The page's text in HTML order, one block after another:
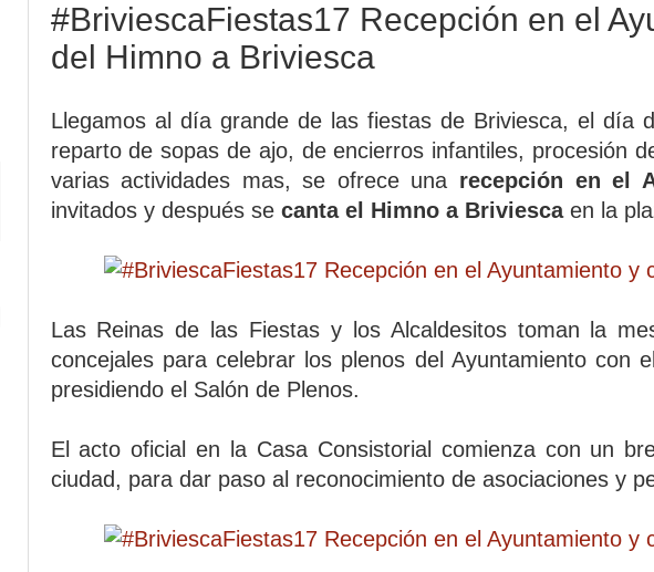
#BriviescaFiestas17 Recepción en el
del Himno a Briviesca
Llegamos al día grande de las fiestas de Briviesca, el día
reparto de sopas de ajo, de encierros infantiles, procesión
varias actividades mas, se ofrece una recepción en el
invitados y después se canta el Himno a Briviescaen la
Las Reinas de las Fiestas y los Alcaldesitos toman la
concejales para celebrar los plenos del Ayuntamiento
presidiendo el Salón de Plenos.
El acto oficial en la Casa Consistorial comienza con un
ciudad, para dar paso al reconocimiento de asociaciones y